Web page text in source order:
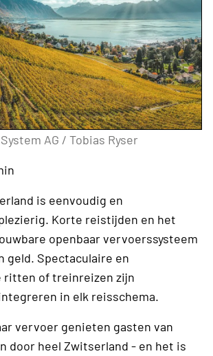
AG / Tobias Ryser
is eenvoudig en
Korte reistijden en het
openbaar vervoerssysteem
geld. Spectaculaire en
ritten of treinreizen zijn
in elk reisschema.
vervoer genieten gasten van
door heel Zwitserland - en het is